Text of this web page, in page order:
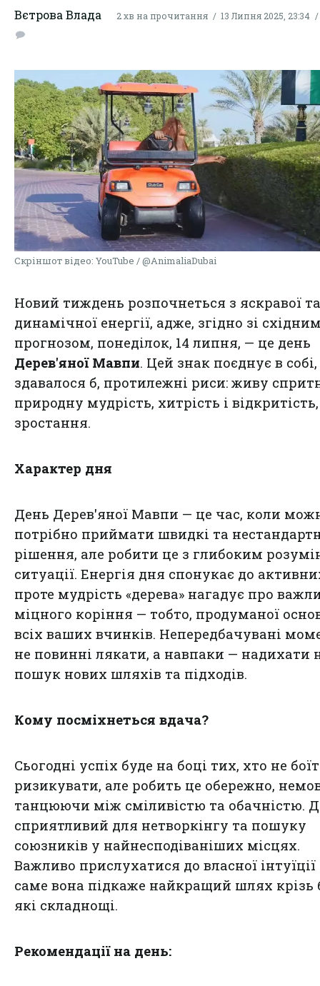
Вєтрова Влада 2 хв на прочитання 13 Липня 2025, 23:34
Скріншот відео: YouTube / @AnimaliaDubai
Новий тиждень розпочнеться з яскравої та
динамічної енергії, адже, згідно зі
прогнозом, понеділок, 14 липня, — це день
Дерев'яної Мавпи. Цей знак поєднує в собі,
здавалося б, протилежні риси: живу
природну мудрість, хитрість і
зростання.
Характер дня
День Дерев'яної Мавпи — це час, коли
потрібно приймати швидкі та
рішення, але робити це з глибоким
ситуації. Енергія дня спонукає до
проте мудрість «дерева» нагадує про
міцного коріння — тобто, продуманої
всіх ваших вчинків. Непередбачувані
не повинні лякати, а навпаки — надихати
пошук нових шляхів та підходів.
Кому посміхнеться вдача?
Сьогодні успіх буде на боці тих, хто не
ризикувати, але робить це обережно,
танцюючи між сміливістю та обачністю.
сприятливий для нетворкінгу та пошуку
союзників у найнесподіваніших місцях.
Важливо прислухатися до власної
саме вона підкаже найкращий шлях крізь
які складнощі.
Рекомендації на день: